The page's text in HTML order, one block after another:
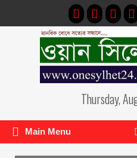
Thursday,
Main Menu